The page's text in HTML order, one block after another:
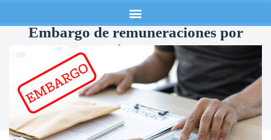
noticias
Embargo de remuneraciones por
Sunat ¿Qué se debe tener en
cuenta?
22/08/2024